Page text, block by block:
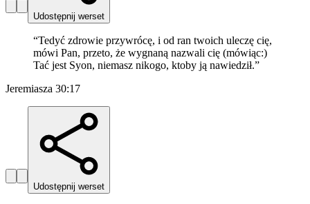
Udostępnij werset
“Tedyć zdrowie przywrócę, i od ran twoich uleczę cię,
mówi Pan, przeto, że wygnaną nazwali cię (mówiąc:)
Tać jest Syon, niemasz nikogo, ktoby ją nawiedził.”
Jeremiasza 30:17
Udostępnij werset